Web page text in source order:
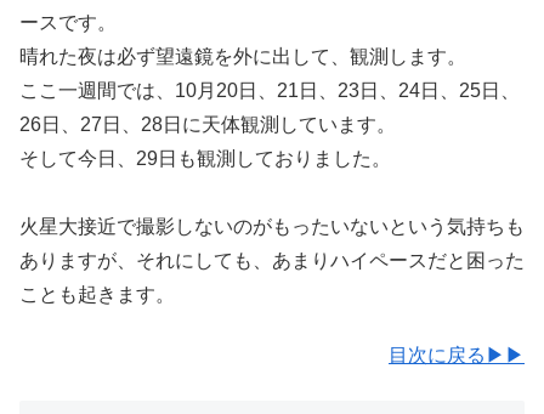
ースです。
晴れた夜は必ず望遠鏡を外に出して、観測します。
ここ一週間では、10月20日、21日、23日、24日、25日、
26日、27日、28日に天体観測しています。
そして今日、29日も観測しておりました。
火星大接近で撮影しないのがもったいないという気持ちも
ありますが、それにしても、あまりハイペースだと困った
ことも起きます。
目次に戻る▶▶